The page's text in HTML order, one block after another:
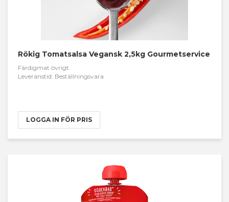
Rökig Tomatsalsa Vegansk 2,5kg Gourmetservice
Färdigmat övrigt
Leveranstid: Beställningsvara
LOGGA IN FÖR PRIS